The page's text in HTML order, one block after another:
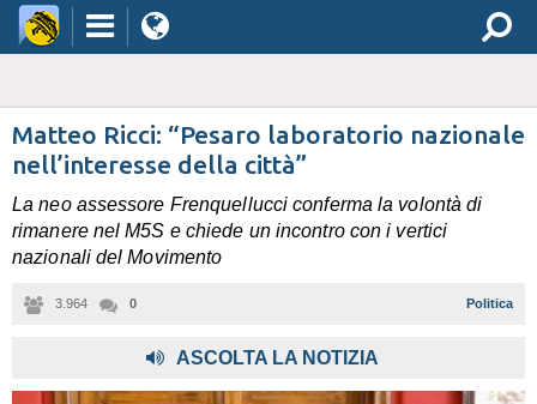
Matteo Ricci: “Pesaro laboratorio nazionale
nell’interesse della città”
La neo assessore Frenquellucci conferma la volontà di
rimanere nel M5S e chiede un incontro con i vertici
nazionali del Movimento
3.964 0 Politica
ASCOLTA LA NOTIZIA